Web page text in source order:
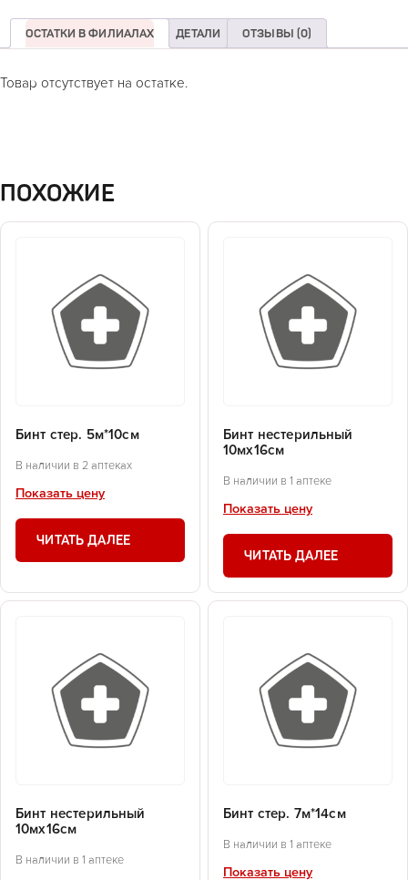
ОСТАТКИ В ФИЛИАЛАХ ДЕТАЛИ ОТЗЫВЫ (0)
Товар отсутствует на остатке.
ПОХОЖИЕ
Бинт стер. 5м*10см
В наличии в 2 аптеках
Показать цену
ЧИТАТЬ ДАЛЕЕ
Бинт нестерильный
10мх16см
В наличии в 1 аптеке
Показать цену
ЧИТАТЬ ДАЛЕЕ
Бинт нестерильный
10мх16см
В наличии в 1 аптеке
Бинт стер. 7м*14см
В наличии в 1 аптеке
Показать цену